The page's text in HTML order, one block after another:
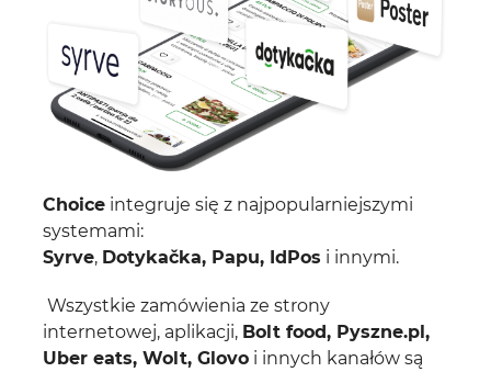
Choice integruje się z najpopularniejszymi
systemami:
Syrve, Dotykačka, Papu, IdPos i innymi.
Wszystkie zamówienia ze strony
internetowej, aplikacji, Bolt food, Pyszne.pl,
Uber eats, Wolt, Glovo i innych kanałów są